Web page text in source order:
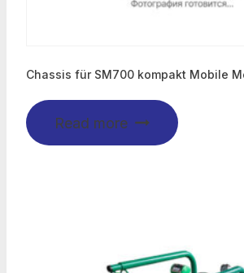
Chassis für SM700 kompakt Mobile
Read more